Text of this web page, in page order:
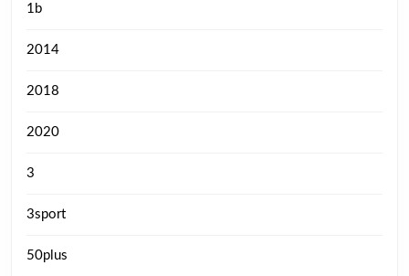
1b
2014
2018
2020
3
3sport
50plus